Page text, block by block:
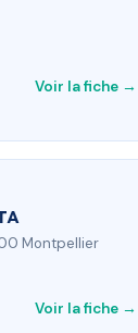
Voir la fiche →
Montpellier
Voir la fiche →